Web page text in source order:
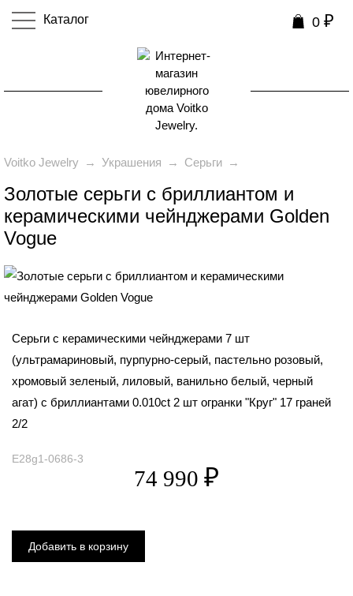
Каталог 0 ₽
Voitko Jewelry → Украшения → Серьги →
Золотые серьги с бриллиантом и
керамическими чейнджерами Golden
Vogue
Серьги с керамическими чейнджерами 7 шт
(ультрамариновый, пурпурно-серый, пастельно розовый,
хромовый зеленый, лиловый, ванильно белый, черный
агат) с бриллиантами 0.010ct 2 шт огранки "Круг" 17 граней
2/2
E28g1-0686-3